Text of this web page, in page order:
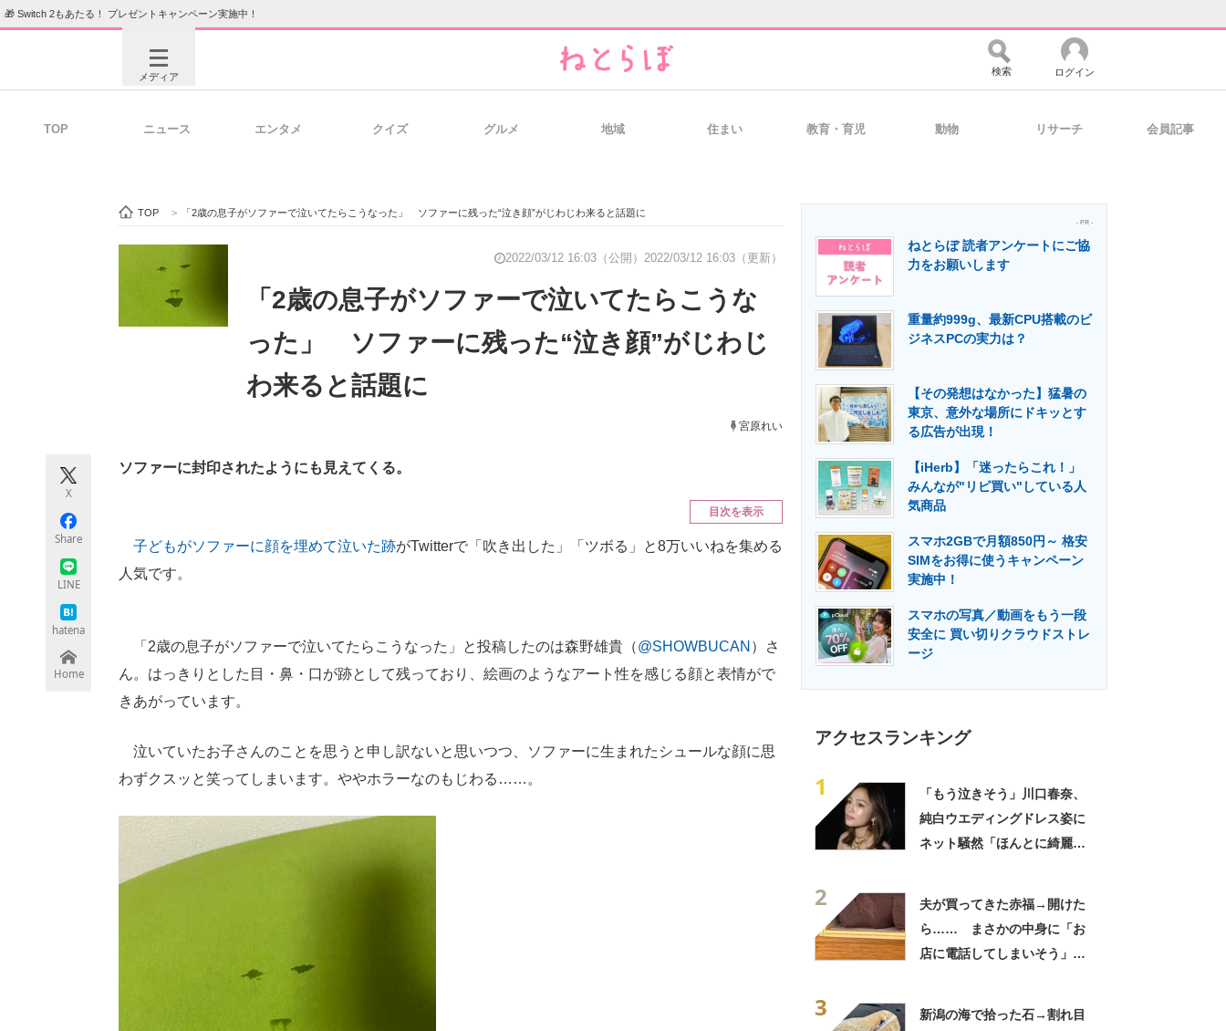
🎁 Switch 2もあたる！ プレゼントキャンペーン実施中！
メディア
ビジネスと働き方のヒント 経営リーダーのコミュニティ マーケ×ITの今がよく分かる
ITエンジニア向け専門サイト 企業向けIT製品の総合サイト IT製品の技術・比較・事例 製造業のIT導入・活用を支援
エネルギーの専門メディア 建設×テクノロジーの最前線
検索 ログイン
TOP ニュース エンタメ クイズ グルメ 地域 住まい 教育・育児 動物 リサーチ 会員記事
TOP > 「2歳の息子がソファーで泣いてたらこうなった」 ソファーに残った“泣き顔”がじわじわ来ると話題に
2022/03/12 16:03（公開） 2022/03/12 16:03（更新）
「2歳の息子がソファーで泣いてたらこうな
った」 ソファーに残った“泣き顔”がじわじ
わ来ると話題に
宮原れい
X
Share
LINE
hatena
Home
ソファーに封印されたようにも見えてくる。
目次を表示
子どもがソファーに顔を埋めて泣いた跡がTwitterで「吹き出した」「ツボる」と8万いいねを集める
人気です。
「2歳の息子がソファーで泣いてたらこうなった」と投稿したのは森野雄貴（@SHOWBUCAN ）さ
ん。はっきりとした目・鼻・口が跡として残っており、絵画のようなアート性を感じる顔と表情がで
きあがっています。
泣いていたお子さんのことを思うと申し訳ないと思いつつ、ソファーに生まれたシュールな顔に思
わずクスッと笑ってしまいます。ややホラーなのもじわる……。
- PR -
ねとらぼ 読者アンケートにご協
力をお願いします
重量約999g、最新CPU搭載のビ
ジネスPCの実力は？
【その発想はなかった】猛暑の
東京、意外な場所にドキッとす
る広告が出現！
【iHerb】「迷ったらこれ！」
みんなが"リピ買い"している人
気商品
スマホ2GBで月額850円～ 格安
SIMをお得に使うキャンペーン
実施中！
スマホの写真／動画をもう一段
安全に 買い切りクラウドストレ
ージ
アクセスランキング
1
「もう泣きそう」川口春奈、
純白ウエディングドレス姿に
ネット騒然「ほんとに綺麗」
2
夫が買ってきた赤福→開けた
ら…… まさかの中身に「お
店に電話してしまいそう」
3
新潟の海で拾った石→割れ目